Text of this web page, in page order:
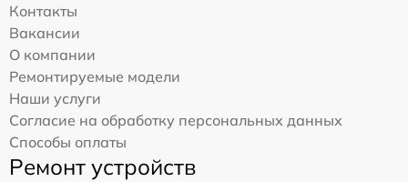
Контакты
Вакансии
О компании
Ремонтируемые модели
Наши услуги
Согласие на обработку персональных данных
Способы оплаты
Ремонт устройств